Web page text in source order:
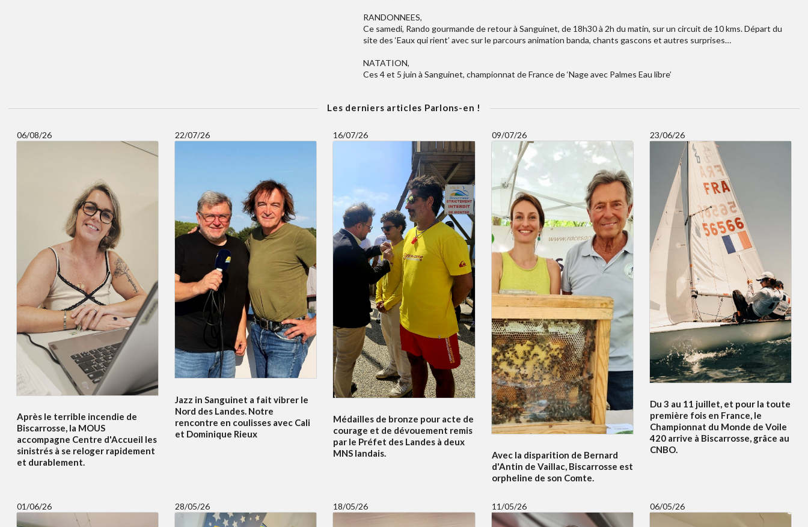
RANDONNEES,
Ce samedi, Rando gourmande de retour à Sanguinet, de 18h30 à 2h du matin, sur un circuit de 10 kms. Départ du
site des ‘Eaux qui rient’ avec sur le parcours animation banda, chants gascons et autres surprises…
NATATION,
Ces 4 et 5 juin à Sanguinet, championnat de France de ‘Nage avec Palmes Eau libre’
Les derniers articles Parlons-en !
06/08/26
Après le terrible incendie de
Biscarrosse, la MOUS
accompagne Centre d'Accueil les
sinistrés à se reloger rapidement
et durablement.
22/07/26
Jazz in Sanguinet a fait vibrer le
Nord des Landes. Notre
rencontre en coulisses avec Cali
et Dominique Rieux
16/07/26
Médailles de bronze pour acte de
courage et de dévouement remis
par le Préfet des Landes à deux
MNS landais.
09/07/26
Avec la disparition de Bernard
d'Antin de Vaillac, Biscarrosse est
orpheline de son Comte.
23/06/26
Du 3 au 11 juillet, et pour la toute
première fois en France, le
Championnat du Monde de Voile
420 arrive à Biscarrosse, grâce au
CNBO.
01/06/26 28/05/26 18/05/26 11/05/26 06/05/26